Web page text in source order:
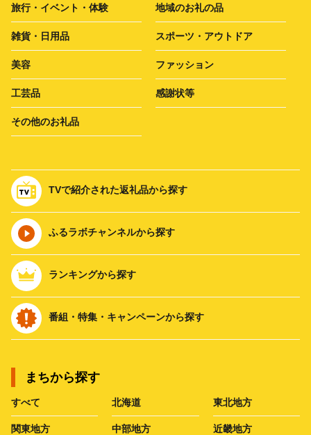
旅行・イベント・体験 地域のお礼の品
雑貨・日用品 スポーツ・アウトドア
美容 ファッション
工芸品 感謝状等
その他のお礼品
TVで紹介された返礼品から探す
ふるラボチャンネルから探す
ランキングから探す
番組・特集・キャンペーンから探す
まちから探す
すべて 北海道 東北地方
関東地方 中部地方 近畿地方